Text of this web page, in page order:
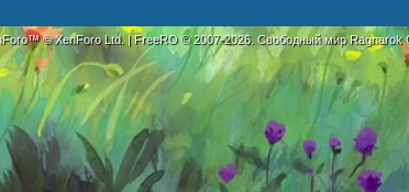
© XenForo Ltd. |FreeRO ©2007-2026. Свободный мир Ragnarok